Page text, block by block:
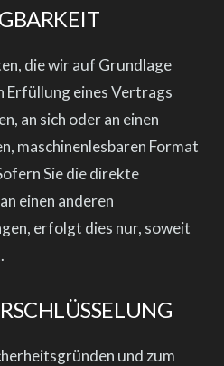
die wir auf Grundlage
Erfüllung eines Vertrags
an sich oder an einen
maschinenlesbaren Format
Sie die direkte
einen anderen
erfolgt dies nur, soweit
und zum